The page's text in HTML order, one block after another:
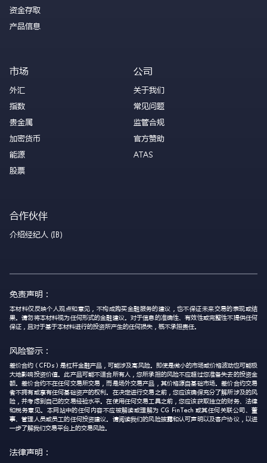
资金存取
产品信息
市场
外汇
指数
贵金属
加密货币
能源
股票
公司
关于我们
常见问题
监管合规
官方赞助
ATAS
合作伙伴
介绍经纪人 (IB)
免责声明：
本材料仅反映个人观点和意见，不构成购买金融服务的建议，也不保证未来交易的表现或结
果。请勿将本材料视为任何形式的金融建议。对于信息的准确性、有效性或完整性不提供任何
保证，且对于基于本材料进行的投资所产生的任何损失，概不承担责任。
风险警示：
差价合约（CFDs）是杠杆金融产品，可能涉及高风险。即使是微小的市场或价格波动也可能极
大地影响投资价值。此产品可能不适合所有人，您所承担的风险不应超过您准备失去的投资金
额。差价合约不在任何交易所交易，而是场外交易产品，其价格源自基础市场。差价合约交易
者不拥有或享有任何基础资产的权利。在决定进行交易之前，您应该确保充分了解所涉及的风
险，并考虑到自己的交易经验水平。在使用任何交易工具之前，您应该获取独立的财务、法律
和税务意见。本网站中的任何内容不应被解读或理解为 CG FinTech 或其任何关联公司、董
事、管理人员或员工的任何投资建议。请阅读我们的风险披露和认可声明以及客户协议，以进
一步了解我们交易平台上的交易风险。
法律声明：